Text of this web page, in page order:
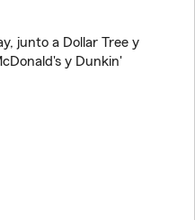
junto a Dollar Tree y
y Dunkin'